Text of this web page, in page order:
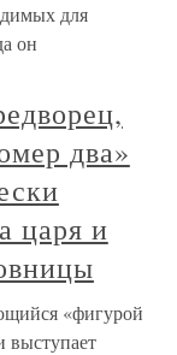
для
он
два»
царя и
«фигурой
выступает